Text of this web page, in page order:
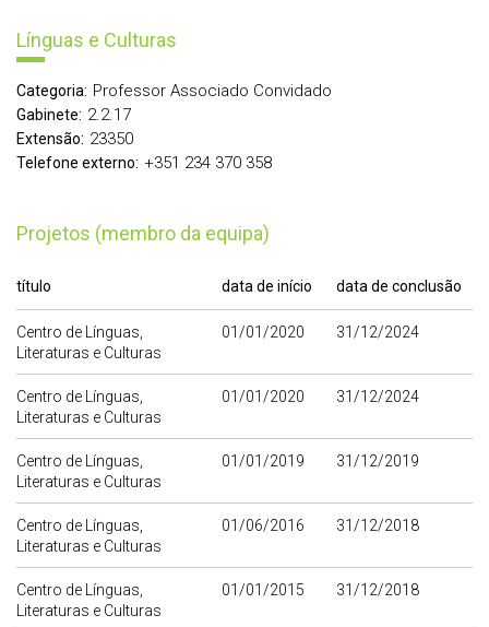
Línguas e Culturas
Categoria: Professor Associado Convidado
Gabinete: 2.2.17
Extensão: 23350
Telefone externo: +351 234 370 358
Projetos (membro da equipa)
título data de início data de conclusão
Centro de Línguas,
Literaturas e Culturas
01/01/2020 31/12/2024
Centro de Línguas,
Literaturas e Culturas
01/01/2020 31/12/2024
Centro de Línguas,
Literaturas e Culturas
01/01/2019 31/12/2019
Centro de Línguas,
Literaturas e Culturas
01/06/2016 31/12/2018
Centro de Línguas,
Literaturas e Culturas
01/01/2015 31/12/2018